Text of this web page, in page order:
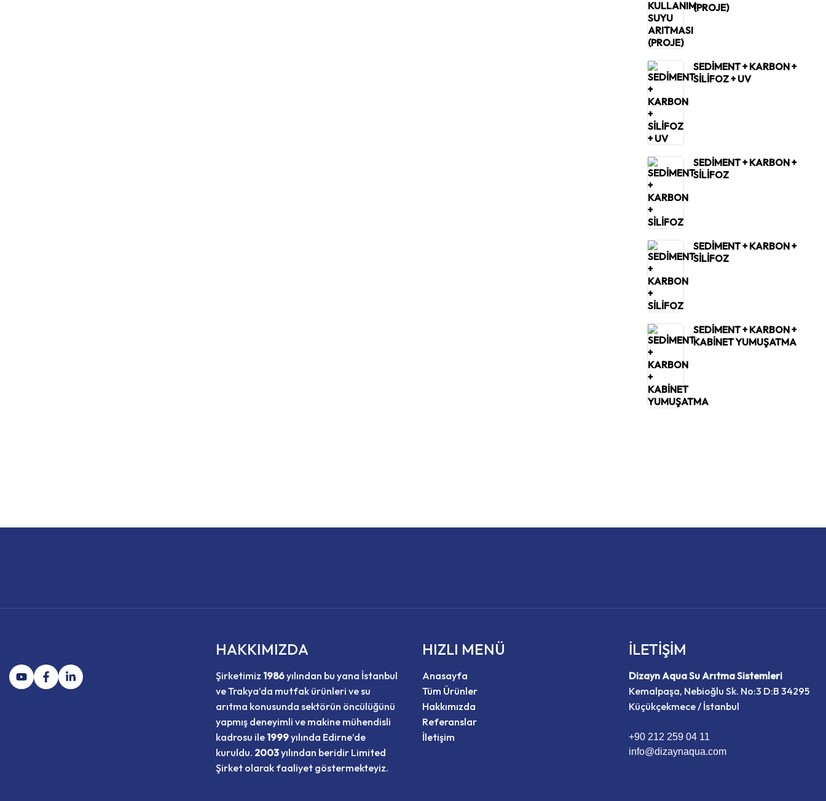
(PROJE)
SEDİMENT + KARBON +
SİLİFOZ + UV
SEDİMENT + KARBON +
SİLİFOZ
SEDİMENT + KARBON +
SİLİFOZ
SEDİMENT + KARBON +
KABİNET YUMUŞATMA
HAKKIMIZDA
Şirketimiz 1986yılından bu yana İstanbul
ve Trakya’da mutfak ürünleri ve su
arıtma konusunda sektörün öncülüğünü
yapmış deneyimli ve makine mühendisli
kadrosu ile 1999yılında Edirne’de
kuruldu. 2003yılından beridir Limited
Şirket olarak faaliyet göstermekteyiz.
HIZLI MENÜ
Anasayfa
Tüm Ürünler
Hakkımızda
Referanslar
İletişim
İLETİŞİM
Dizayn Aqua Su Arıtma Sistemleri
Kemalpaşa, Nebioğlu Sk. No:3 D:B 34295
Küçükçekmece / İstanbul
+90 212 259 04 11
info@dizaynaqua.com